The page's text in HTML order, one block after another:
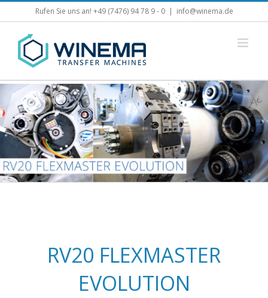
Skip
Rufen Sie uns an! +49 (7476) 94 78 9 - 0 | info@winema.de
RV20 FLEXMASTER
EVOLUTION